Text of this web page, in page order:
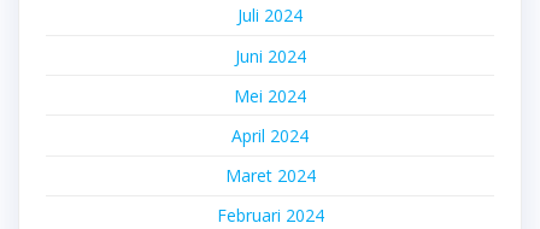
Juli 2024
Juni 2024
Mei 2024
April 2024
Maret 2024
Februari 2024